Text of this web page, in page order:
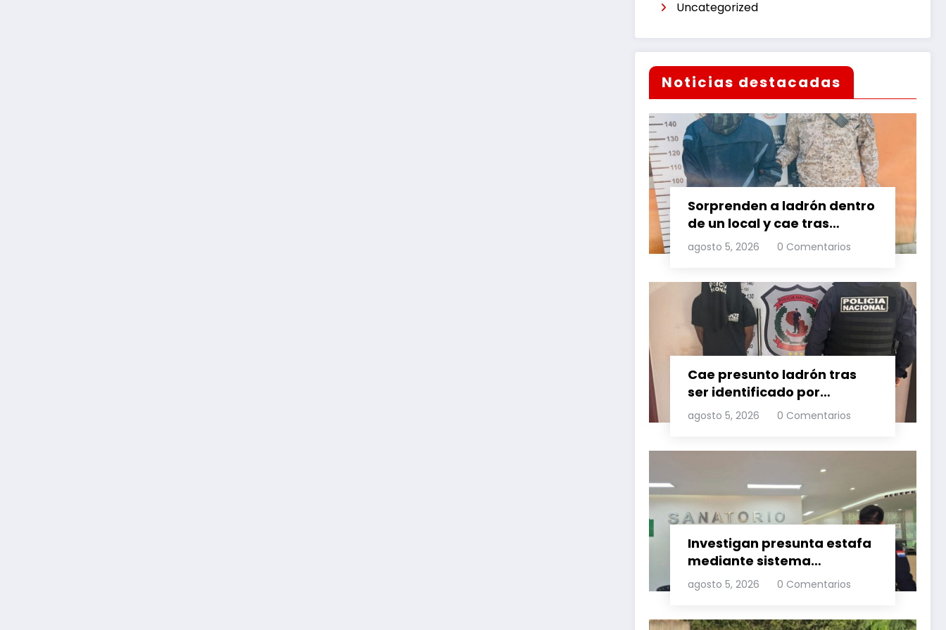
Uncategorized
Noticias destacadas
Sorprenden a ladrón dentro
de un local y cae tras
persecución
agosto 5, 2026 0 Comentarios
Cae presunto ladrón tras
ser identificado por
cámaras de seguridad
agosto 5, 2026 0 Comentarios
Investigan presunta estafa
mediante sistema
informático por
transferencia no
agosto 5, 2026 0 Comentarios